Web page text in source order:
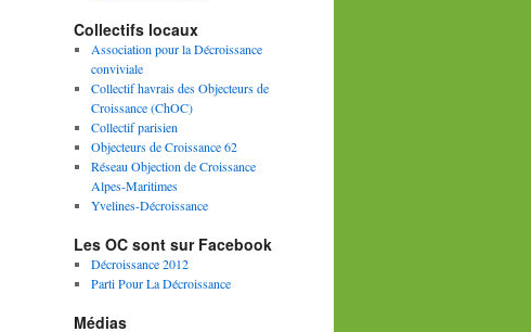
Collectifs locaux
Association pour la Décroissance
conviviale
Collectif havrais des Objecteurs de
Croissance (ChOC)
Collectif parisien
Objecteurs de Croissance 62
Réseau Objection de Croissance
Alpes-Maritimes
Yvelines-Décroissance
Les OC sont sur Facebook
Décroissance 2012
Parti Pour La Décroissance
Médias